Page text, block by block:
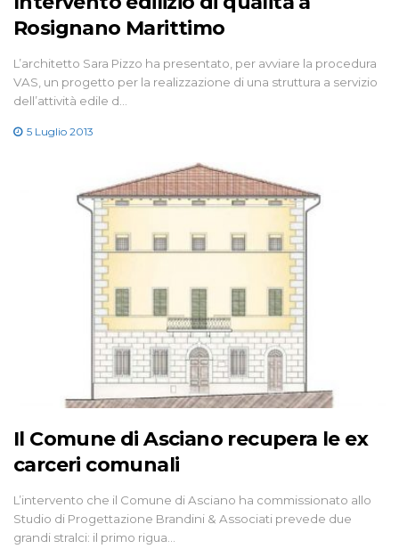
Rosignano Marittimo
L’architetto Sara Pizzo ha presentato, per avviare la procedura
VAS, un progetto per la realizzazione di una struttura a servizio
dell’attività edile d…
5 Luglio 2013
Il Comune di Asciano recupera le ex
carceri comunali
L’intervento che il Comune di Asciano ha commissionato allo
Studio di Progettazione Brandini & Associati prevede due
grandi stralci: il primo rigua…